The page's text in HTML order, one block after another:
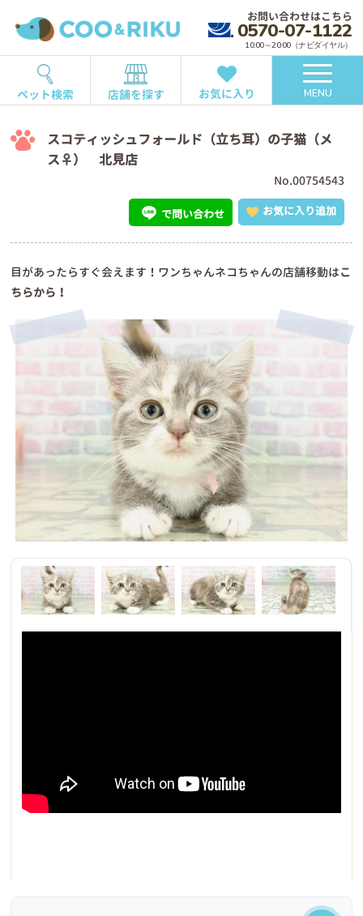
お問い合わせはこちら
0570-07-1122
10:00～20:00（ナビダイヤル）
ペット検索 店舗を探す お気に入り MENU
スコティッシュフォールド（立ち耳）の子猫（メ
ス♀） 北見店
No.00754543
お気に入り追加
で問い合わせ
目があったらすぐ会えます！ワンちゃんネコちゃんの店舗移動はこ
ちらから！